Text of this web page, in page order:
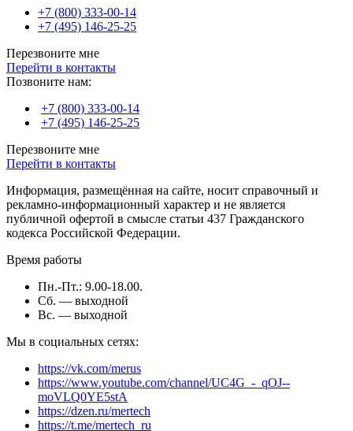
+7 (800) 333-00-14
+7 (495) 146-25-25
Перезвоните мне
Перейти в контакты
Позвоните нам:
+7 (800) 333-00-14
+7 (495) 146-25-25
Перезвоните мне
Перейти в контакты
Информация, размещённая на сайте, носит справочный и
рекламно-информационный характер и не является
публичной офертой в смысле статьи 437 Гражданского
кодекса Российской Федерации.
Время работы
Пн.-Пт.: 9.00-18.00.
Сб. — выходной
Вс. — выходной
Мы в социальных сетях:
https://vk.com/merus
https://www.youtube.com/channel/UC4G_-_qOJ--
moVLQ0YE5stA
https://dzen.ru/mertech
https://t.me/mertech_ru